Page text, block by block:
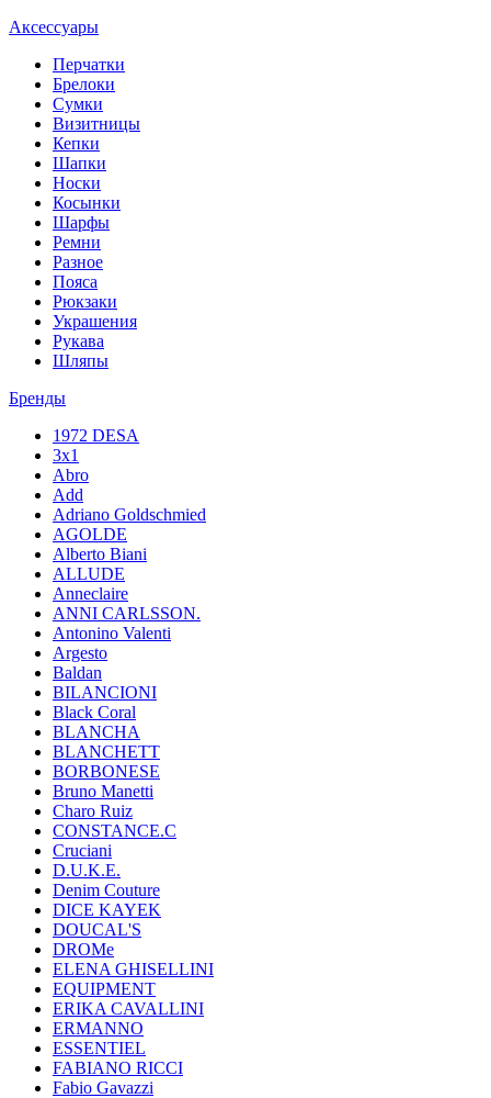
Аксессуары
Перчатки
Брелоки
Сумки
Визитницы
Кепки
Шапки
Носки
Косынки
Шарфы
Ремни
Разное
Пояса
Рюкзаки
Украшения
Рукава
Шляпы
Бренды
1972 DESA
3x1
Abro
Add
Adriano Goldschmied
AGOLDE
Alberto Biani
ALLUDE
Anneclaire
ANNI CARLSSON.
Antonino Valenti
Argesto
Baldan
BILANCIONI
Black Coral
BLANCHA
BLANCHETT
BORBONESE
Bruno Manetti
Charo Ruiz
CONSTANCE.C
Cruciani
D.U.K.E.
Denim Couture
DICE KAYEK
DOUCAL'S
DROMe
ELENA GHISELLINI
EQUIPMENT
ERIKA CAVALLINI
ERMANNO
ESSENTIEL
FABIANO RICCI
Fabio Gavazzi